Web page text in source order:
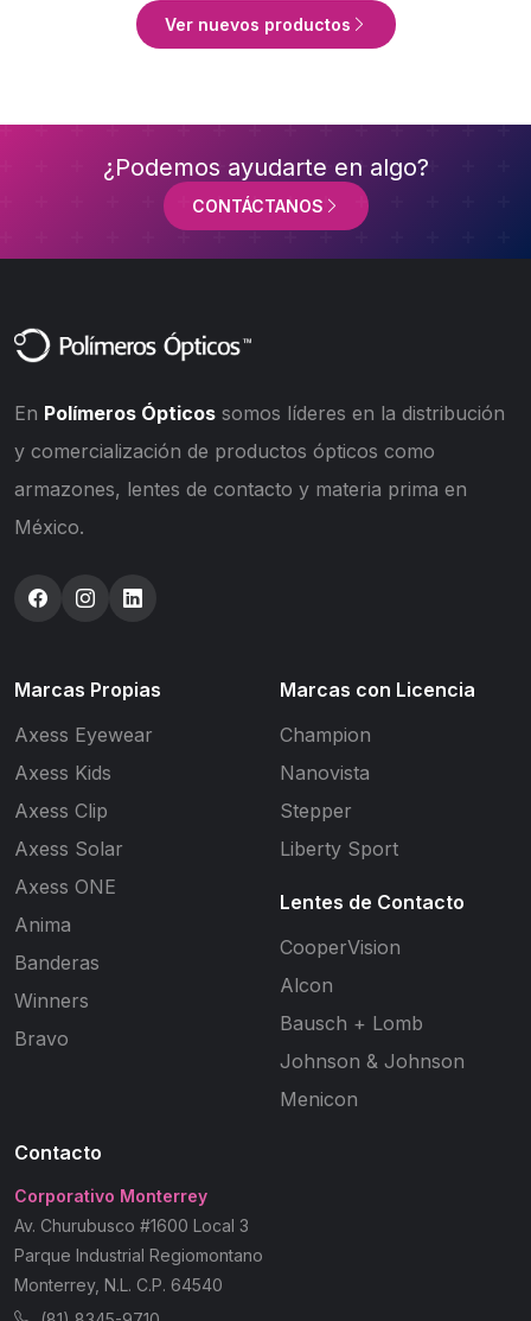
Ver nuevos productos
¿Podemos ayudarte en algo?
CONTÁCTANOS
En Polímeros Ópticos somos líderes en la distribución
y comercialización de productos ópticos como
armazones, lentes de contacto y materia prima en
México.
Marcas Propias
Axess Eyewear
Axess Kids
Axess Clip
Axess Solar
Axess ONE
Anima
Banderas
Winners
Bravo
Marcas con Licencia
Champion
Nanovista
Stepper
Liberty Sport
Lentes de Contacto
CooperVision
Alcon
Bausch + Lomb
Johnson & Johnson
Menicon
Contacto
Corporativo Monterrey
Av. Churubusco #1600 Local 3
Parque Industrial Regiomontano
Monterrey, N.L. C.P. 64540